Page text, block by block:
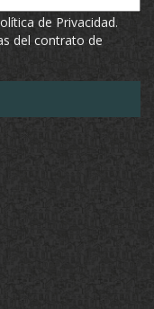
de Privacidad.
del contrato de